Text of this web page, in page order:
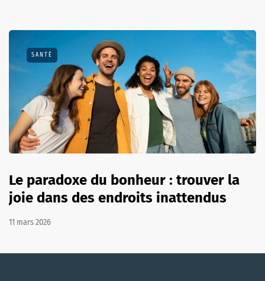
SANTÉ
Le paradoxe du bonheur : trouver la
joie dans des endroits inattendus
11 mars 2026